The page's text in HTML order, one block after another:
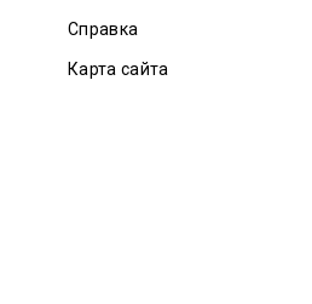
Справка
Карта сайта